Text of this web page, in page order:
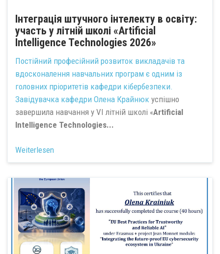
Інтеграція штучного інтелекту в освіту:
участь у літній школі «Artificial
Intelligence Technologies 2026»
Постійний професійний розвиток викладачів та
вдосконалення навчальних програм є одним із
головних пріоритетів кафедри кібербезпеки.
Завідувачка кафедри Олена Крайнюк успішно
завершила навчання у VI літній школі «Artificial
Intelligence Technologies...
Weiterlesen